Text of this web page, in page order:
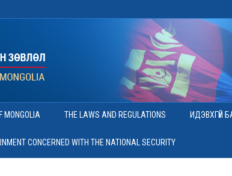
MONGOLIA THE LAWS AND REGULATIONS ИДЭВХГҮЙ
CONCERNED WITH THE NATIONAL SECURITY